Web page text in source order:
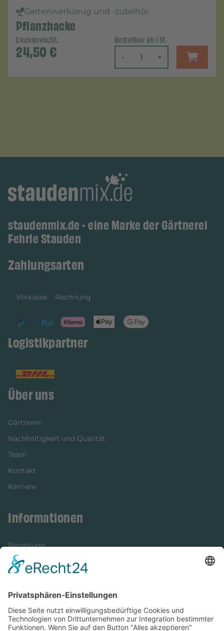
Gartenwerkzeug und -zubehör
Pflanzhacke
Einzelpreis/St.
24,50€
Bestellbar ab 1 St.
- +
staudenmix.de - eine Marke der Gärtnerei
Fehrle Stauden
Zahlungsarten
Vorkasse Rechnung
Logistikpartner
Über uns
Gärtnerei
Nachhaltigkeit und Qualität
Team
Kontakt
Karriere
Informationen
Bezahlung
Newsletter
Versandinformationen
Verfügbarkeit/Verträglichkeit
Rechtliches